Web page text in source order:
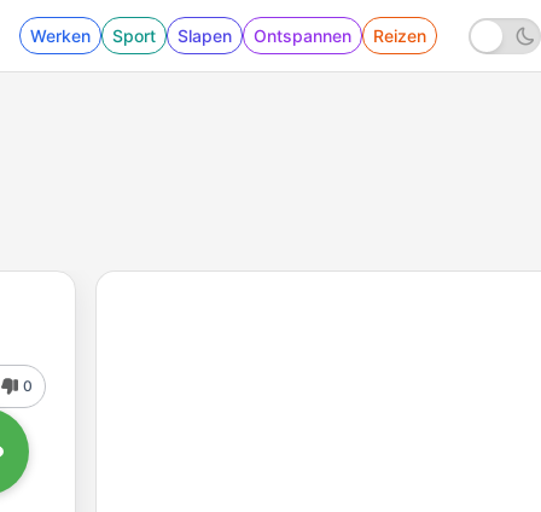
Werken Sport Slapen Ontspannen Reizen
0